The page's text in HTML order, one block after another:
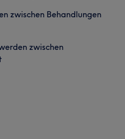
zwischen Behandlungen
zwischen